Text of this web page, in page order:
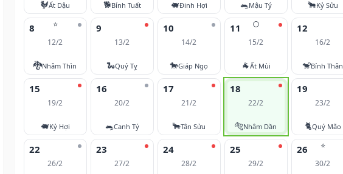
🐓Ất Dậu 🐕Bính Tuất 🐖Đinh Hợi 🐀Mậu Tý 🐂Kỷ Sửu
⭐
8
12/2
🐉Nhâm Thìn
9
13/2
🐍Quý Tỵ
10
14/2
🐎Giáp Ngọ
🌕
11
15/2
🐐Ất Mùi
12
16/2
🐒Bính Thân
15
19/2
🐖Kỷ Hợi
16
20/2
🐀Canh Tý
17
21/2
🐂Tân Sửu
18
22/2
🐅Nhâm Dần
19
23/2
🐈Quý Mão
22
26/2
23
27/2
24
28/2
25
29/2
⭐
26
30/2